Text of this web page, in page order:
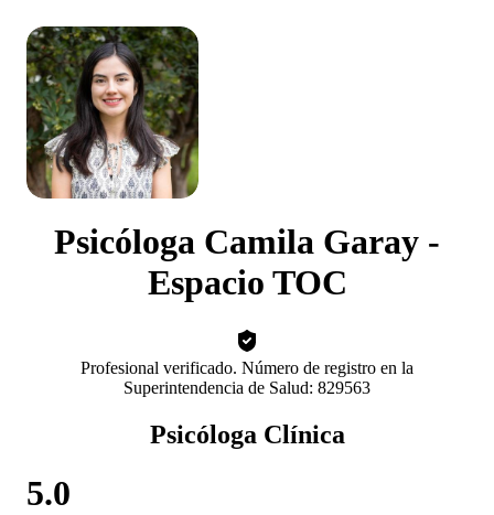
Psicóloga Camila Garay -
Espacio TOC
Profesional verificado. Número de registro en la
Superintendencia de Salud: 829563
Psicóloga Clínica
5.0